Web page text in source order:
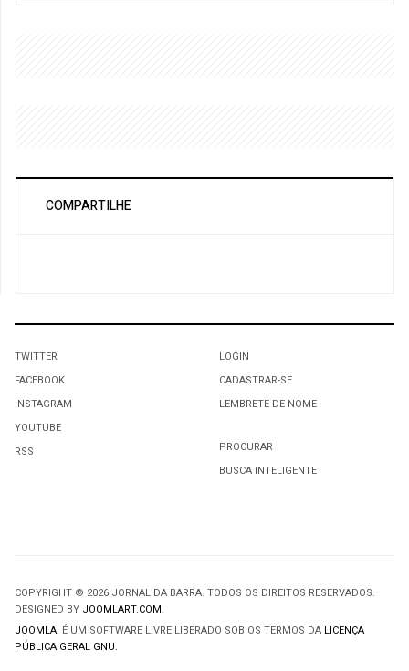
COMPARTILHE
TWITTER
FACEBOOK
INSTAGRAM
YOUTUBE
RSS
LOGIN
CADASTRAR-SE
LEMBRETE DE NOME
PROCURAR
BUSCA INTELIGENTE
COPYRIGHT © 2026 JORNAL DA BARRA. TODOS OS DIREITOS RESERVADOS.
DESIGNED BY JOOMLART.COM.
JOOMLA! É UM SOFTWARE LIVRE LIBERADO SOB OS TERMOS DA LICENÇA
PÚBLICA GERAL GNU.